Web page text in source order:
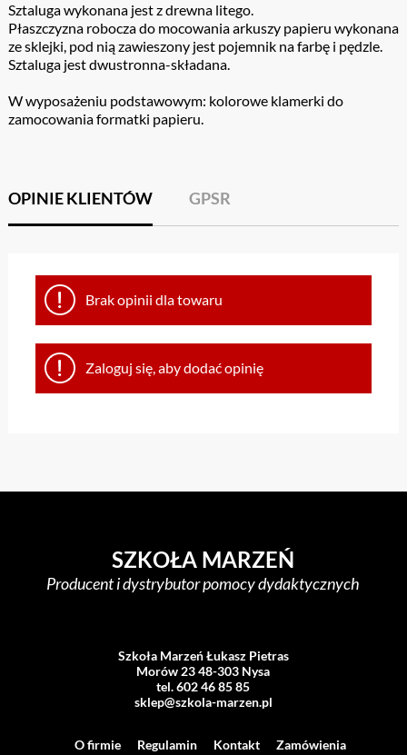
Sztaluga wykonana jest z drewna litego.
Płaszczyzna robocza do mocowania arkuszy papieru wykonana
ze sklejki, pod nią zawieszony jest pojemnik na farbę i pędzle.
Sztaluga jest dwustronna-składana.
W wyposażeniu podstawowym: kolorowe klamerki do
zamocowania formatki papieru.
OPINIE KLIENTÓW GPSR
Brak opinii dla towaru
Zaloguj się, aby dodać opinię
SZKOŁA MARZEŃ
Producent i dystrybutor pomocy dydaktycznych
Szkoła Marzeń Łukasz Pietras
Morów 23 48-303 Nysa
tel. 602 46 85 85
sklep@szkola-marzen.pl
O firmie Regulamin Kontakt
Zamówienia